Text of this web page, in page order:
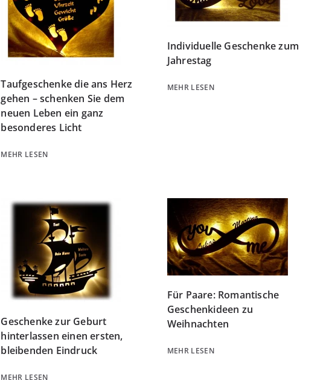
Taufgeschenke die ans Herz
gehen – schenken Sie dem
neuen Leben ein ganz
besonderes Licht
MEHR LESEN
Individuelle Geschenke zum
Jahrestag
MEHR LESEN
Geschenke zur Geburt
hinterlassen einen ersten,
bleibenden Eindruck
MEHR LESEN
Für Paare: Romantische
Geschenkideen zu
Weihnachten
MEHR LESEN